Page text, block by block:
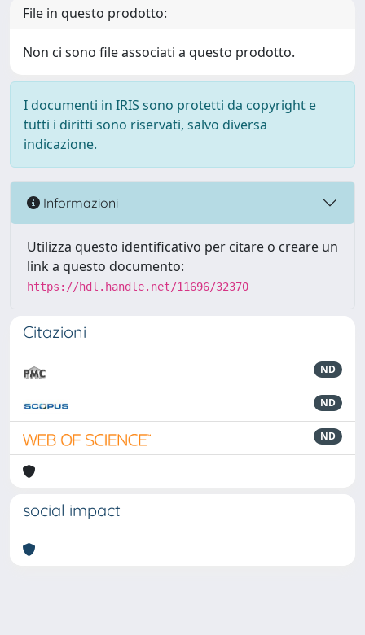
File in questo prodotto:
Non ci sono file associati a questo prodotto.
I documenti in IRIS sono protetti da copyright e
tutti i diritti sono riservati, salvo diversa
indicazione.
Informazioni
Utilizza questo identificativo per citare o creare un
link a questo documento:
https://hdl.handle.net/11696/32370
Citazioni
ND
ND
ND
social impact